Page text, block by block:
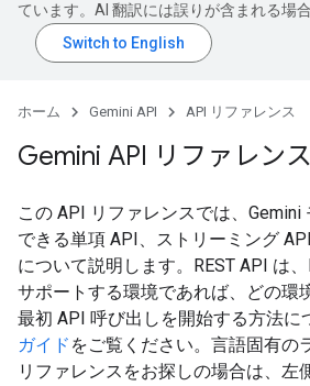
ています。AI 翻訳には誤りが含まれる場
ホーム Gemini API API リファレンス
Gemini API リファレンス
この API リファレンスでは、Gemini
できる単項 API、ストリーミング
について説明します。REST API は
サポートする環境であれば、どの環
最初 API 呼び出しを開始する方法に
ガイド をご覧ください。言語固有の
リファレンスをお探しの場合は、左